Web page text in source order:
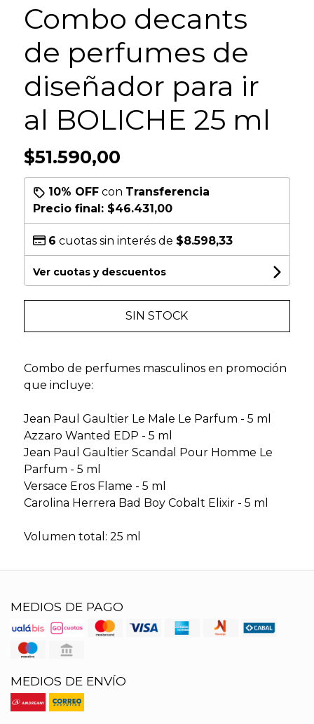
Combo decants
de perfumes de
diseñador para ir
al BOLICHE 25 ml
$51.590,00
10% OFFcon Transferencia
Precio final: $46.431,00
6 cuotas sin interés de $8.598,33
Ver cuotas y descuentos
SIN STOCK
Combo de perfumes masculinos en promoción
que incluye:
Jean Paul Gaultier Le Male Le Parfum - 5 ml
Azzaro Wanted EDP - 5 ml
Jean Paul Gaultier Scandal Pour Homme Le
Parfum - 5 ml
Versace Eros Flame - 5 ml
Carolina Herrera Bad Boy Cobalt Elixir - 5 ml
Volumen total: 25 ml
MEDIOS DE PAGO
MEDIOS DE ENVÍO